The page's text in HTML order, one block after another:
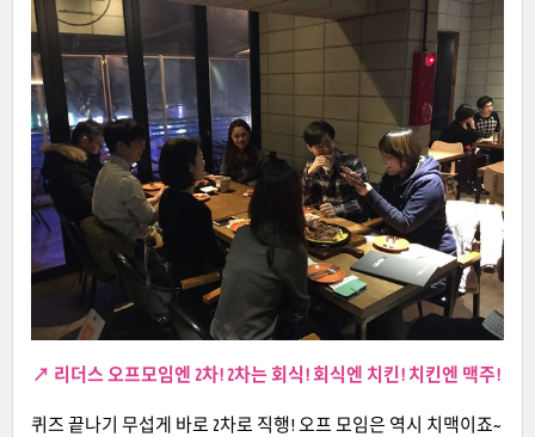
↗ 리더스 오프모임엔 2차! 2차는 회식! 회식엔 치킨! 치킨엔 맥주!
퀴즈 끝나기 무섭게 바로 2차로 직행! 오프 모임은 역시 치맥이죠~